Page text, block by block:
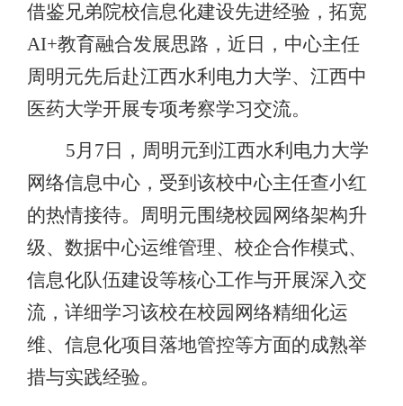
借鉴兄弟院校信息化建设先进经验，拓宽
AI+教育融合发展思路，近日，中心主任
周明元先后赴江西水利电力大学、江西中
医药大学开展专项考察学习交流。
5月7日，周明元到江西水利电力大学
网络信息中心，受到该校中心主任查小红
的热情接待。周明元围绕校园网络架构升
级、数据中心运维管理、校企合作模式、
信息化队伍建设等核心工作与开展深入交
流，详细学习该校在校园网络精细化运
维、信息化项目落地管控等方面的成熟举
措与实践经验。